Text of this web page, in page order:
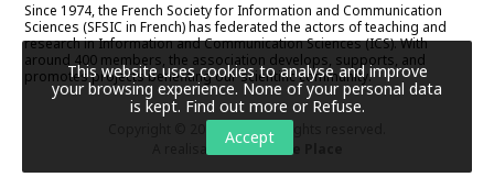
Since 1974, the French Society for Information and Communication
Sciences (SFSIC in French) has federated the actors of teaching and
research in Information and Communication Sciences (ICS). With
around 400 members, the association develops, supports, and
promotes projects benefiting our scientific community.
SFSIC
. All rights reserved.
A realisation Première Place
This website uses cookies to analyse and improve
your browsing experience. None of your personal data
is kept. Find out more or Refuse.
Accept